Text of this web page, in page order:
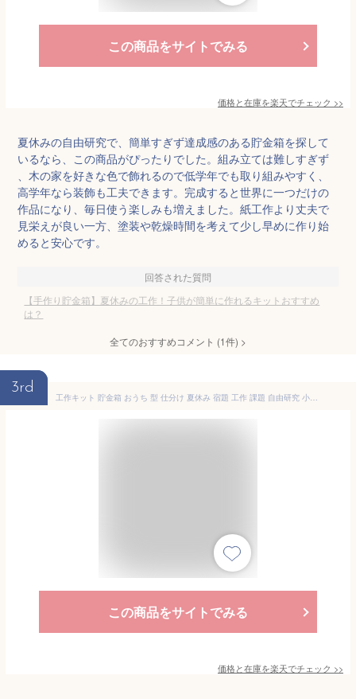
この商品をサイトでみる
価格と在庫を楽天でチェック >>
夏休みの自由研究で、簡単すぎず達成感のある貯金箱を探して
いるなら、この商品がぴったりでした。組み立ては難しすぎず
、木の家を好きな色で飾れるので低学年でも取り組みやすく、
高学年なら装飾も工夫できます。完成すると世界に一つだけの
作品になり、毎日使う楽しみも増えました。紙工作より丈夫で
見栄えが良い一方、塗装や乾燥時間を考えて少し早めに作り始
めると安心です。
回答された質問
【手作り貯金箱】夏休みの工作！子供が簡単に作れるキットおすすめ
は？
全てのおすすめコメント (1件) >
3rd
工作キット 貯金箱 おうち 型 仕分け 夏休み 宿題 工作 課題 自由研究 小学校 子供会 低学年 高学年 小学生 作品 提出
この商品をサイトでみる
価格と在庫を楽天でチェック >>